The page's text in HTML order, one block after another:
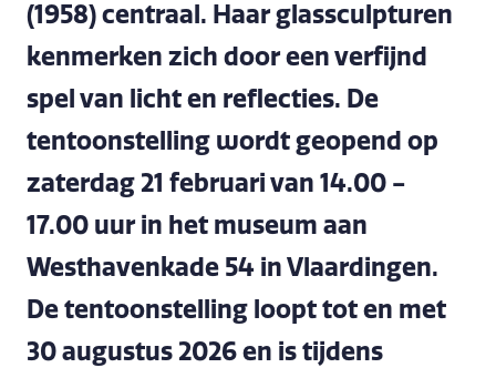
(1958) centraal. Haar glassculpturen
kenmerken zich door een verfijnd
spel van licht en reflecties. De
tentoonstelling wordt geopend op
zaterdag 21 februari van 14.00 -
17.00 uur in het museum aan
Westhavenkade 54 in Vlaardingen.
De tentoonstelling loopt tot en met
30 augustus 2026 en is tijdens